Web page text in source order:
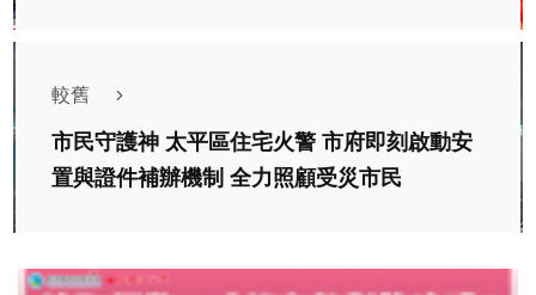
較舊
市民守護神 太平區住宅火警 市府即刻啟動安
置與證件補辦機制 全力照顧受災市民